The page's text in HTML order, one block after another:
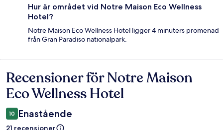
Hur är området vid Notre Maison Eco Wellness
Hotel?
Notre Maison Eco Wellness Hotel ligger 4 minuters promenad
från Gran Paradiso nationalpark.
Recensioner
Recensioner för Notre Maison
Eco Wellness Hotel
10 Enastående
21 recensioner